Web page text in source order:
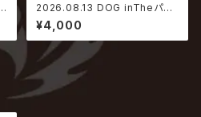
2026.08.13 DOG inTheパラ
レルワールドオーケストラ / BO
WWOW【通常盤】
¥4,000